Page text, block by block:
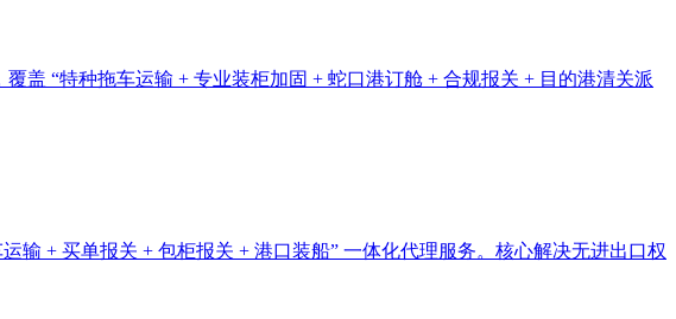
盖 “特种拖车运输 + 专业装柜加固 + 蛇口港订舱 + 合规报关 + 目的港清关派
输 + 买单报关 + 包柜报关 + 港口装船” 一体化代理服务。核心解决无进出口权